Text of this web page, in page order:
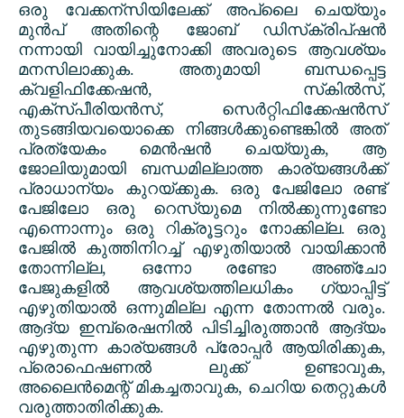
ഒരു വേക്കന്സിയിലേക്ക് അപ്ലൈ ചെയ്യും
മുൻപ് അതിന്റെ ജോബ് ഡിസ്‌ക്രിപ്‌ഷൻ
നന്നായി വായിച്ചുനോക്കി അവരുടെ ആവശ്യം
മനസിലാക്കുക. അതുമായി ബന്ധപ്പെട്ട
ക്വളിഫിക്കേഷൻ, സ്‌കിൽസ്,
എക്സ്പീരിയൻസ്, സെർറ്റിഫിക്കേഷൻസ്
തുടങ്ങിയവയൊക്കെ നിങ്ങൾക്കുണ്ടെങ്കിൽ അത്
പ്രത്യേകം മെൻഷൻ ചെയ്യുക, ആ
ജോലിയുമായി ബന്ധമില്ലാത്ത കാര്യങ്ങൾക്ക്
പ്രാധാന്യം കുറയ്ക്കുക. ഒരു പേജിലോ രണ്ട്
പേജിലോ ഒരു റെസ്യുമെ നിൽക്കുന്നുണ്ടോ
എന്നൊന്നും ഒരു റിക്രൂട്ടറും നോക്കില്ല. ഒരു
പേജിൽ കുത്തിനിറച്ച് എഴുതിയാൽ വായിക്കാൻ
തോന്നില്ല, ഒന്നോ രണ്ടോ അഞ്ചോ
പേജുകളിൽ ആവശ്യത്തിലധികം ഗ്യാപ്പിട്ട്
എഴുതിയാൽ ഒന്നുമില്ല എന്ന തോന്നൽ വരും.
ആദ്യ ഇമ്പ്രെഷനിൽ പിടിച്ചിരുത്താൻ ആദ്യം
എഴുതുന്ന കാര്യങ്ങൾ പ്രോപ്പർ ആയിരിക്കുക,
പ്രൊഫെഷണൽ ലുക്ക് ഉണ്ടാവുക,
അലൈൻമെന്റ് മികച്ചതാവുക, ചെറിയ തെറ്റുകൾ
വരുത്താതിരിക്കുക.